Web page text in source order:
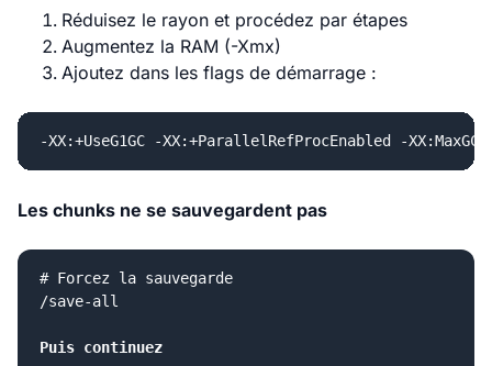
Réduisez le rayon et procédez par étapes
Augmentez la RAM (-Xmx)
Ajoutez dans les flags de démarrage :
Les chunks ne se sauvegardent pas
# Forcez la sauvegarde
/save-all
Puis continuez